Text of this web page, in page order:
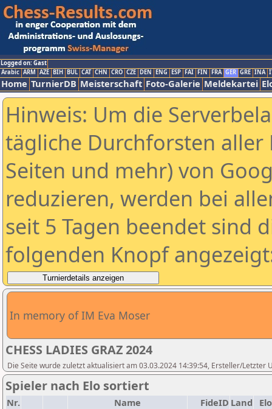
Logged on: Gast
Arabic ARM AZE BIH BUL CAT CHN CRO CZE DEN ENG ESP FAI FIN FRA GER GRE INA
Home TurnierDB Meisterschaft Foto-Galerie Meldekartei
Hinweis: Um die
tägliche Durchforsten aller
Seiten und mehr) von
reduzieren, werden bei
seit 5 Tagen beendet sind
folgenden Knopf
In memory of IM Eva Moser
CHESS LADIES GRAZ 2024
Die Seite wurde zuletzt aktualisiert am 03.03.2024 14:39:54, Ersteller/Letzter
Spieler nach Elo sortiert
Nr. Name FideID Land